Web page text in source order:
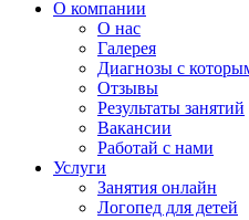
О компании
О нас
Галерея
Диагнозы с
Отзывы
Результаты занятий
Вакансии
Работай с нами
Услуги
Занятия онлайн
Логопед для детей